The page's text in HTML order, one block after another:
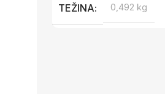
TEŽINA 0,492 kg